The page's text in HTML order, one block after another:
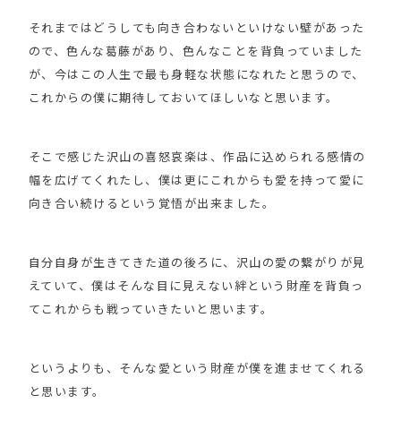
それまではどうしても向き合わないといけない壁があった
ので、色んな葛藤があり、色んなことを背負っていました
が、今はこの人生で最も身軽な状態になれたと思うので、
これからの僕に期待しておいてほしいなと思います。
そこで感じた沢山の喜怒哀楽は、作品に込められる感情の
幅を広げてくれたし、僕は更にこれからも愛を持って愛に
向き合い続けるという覚悟が出来ました。
自分自身が生きてきた道の後ろに、沢山の愛の繋がりが見
えていて、僕はそんな目に見えない絆という財産を背負っ
てこれからも戦っていきたいと思います。
というよりも、そんな愛という財産が僕を進ませてくれる
と思います。